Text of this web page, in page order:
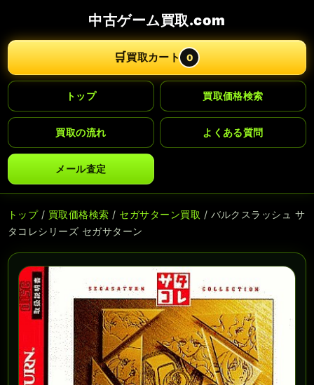
中古ゲーム買取.com
🛒買取カート 0
トップ 買取価格検索
買取の流れ よくある質問
メール査定
トップ/ 買取価格検索 / セガサターン買取 / バルクスラッシュ サ
タコレシリーズ セガサターン